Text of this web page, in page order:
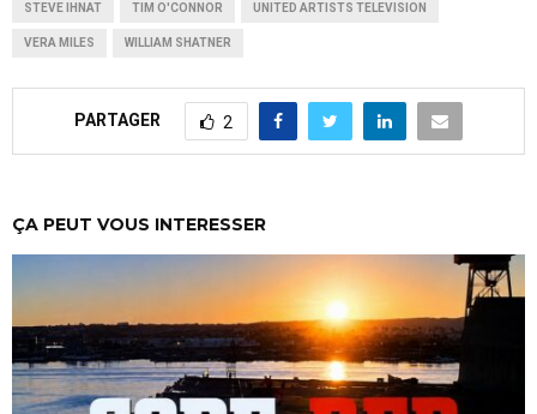
STEVE IHNAT TIM O'CONNOR UNITED ARTISTS TELEVISION
VERA MILES WILLIAM SHATNER
PARTAGER 2
ÇA PEUT VOUS INTERESSER